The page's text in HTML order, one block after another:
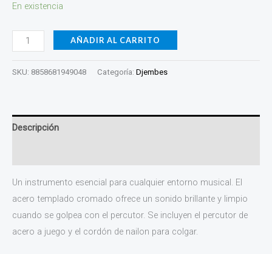
En existencia
AÑADIR AL CARRITO
SKU: 8858681949048 Categoría: Djembes
Descripción
Un instrumento esencial para cualquier entorno musical. El
acero templado cromado ofrece un sonido brillante y limpio
cuando se golpea con el percutor. Se incluyen el percutor de
acero a juego y el cordón de nailon para colgar.